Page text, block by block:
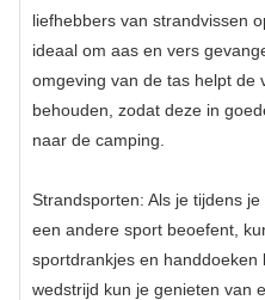
liefhebbers van strandvissen
ideaal om aas en vers
omgeving van de tas helpt de
behouden, zodat deze in
naar de camping.
Strandsporten: Als je tijdens
een andere sport beoefent,
sportdrankjes en
wedstrijd kun je genieten van